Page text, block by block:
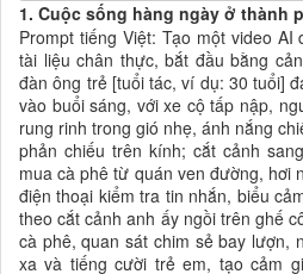
1. Cuộc sống hàng ngày ở thành
Prompt tiếng Việt: Tạo một video AI
tài liệu chân thực, bắt đầu bằng
đàn ông trẻ [tuổi tác, ví dụ: 30 tuổi]
vào buổi sáng, với xe cộ tấp nập,
rung rinh trong gió nhẹ, ánh nắng
phản chiếu trên kính; cắt cảnh
mua cà phê từ quán ven đường, hơi
điện thoại kiểm tra tin nhắn, biểu
theo cắt cảnh anh ấy ngồi trên ghế
cà phê, quan sát chim sẻ bay lượn,
xa và tiếng cười trẻ em, tạo cảm